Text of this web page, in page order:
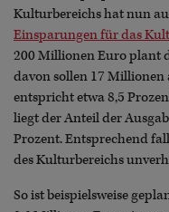
Kulturbereichs hat nun
Einsparungen für das
200 Millionen Euro plant
davon sollen 17
entspricht etwa 8,5
liegt der Anteil der
Prozent. Entsprechend
des Kulturbereichs
So ist beispielsweise